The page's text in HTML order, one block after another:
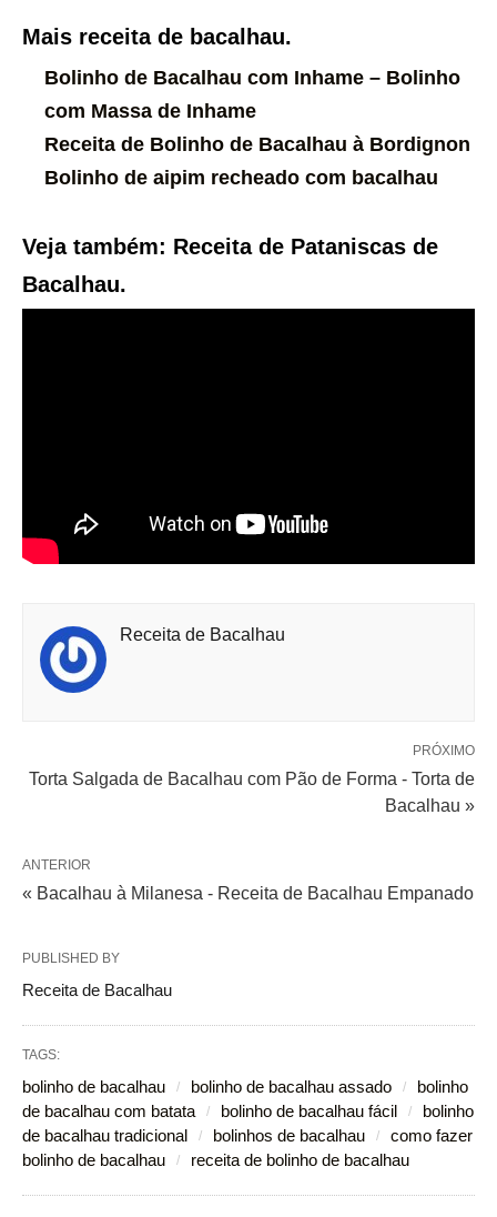
Mais receita de bacalhau.
Bolinho de Bacalhau com Inhame – Bolinho
com Massa de Inhame
Receita de Bolinho de Bacalhau à Bordignon
Bolinho de aipim recheado com bacalhau
Veja também: Receita de Pataniscas de
Bacalhau.
Receita de Bacalhau
PRÓXIMO
Torta Salgada de Bacalhau com Pão de Forma - Torta de
Bacalhau »
ANTERIOR
« Bacalhau à Milanesa - Receita de Bacalhau Empanado
PUBLISHED BY
Receita de Bacalhau
TAGS:
bolinho de bacalhau bolinho de bacalhau assado
bolinho
de bacalhau com batata
bolinho de bacalhau fácil
bolinho
de bacalhau tradicional
bolinhos de bacalhau
como fazer
bolinho de bacalhau
receita de bolinho de bacalhau